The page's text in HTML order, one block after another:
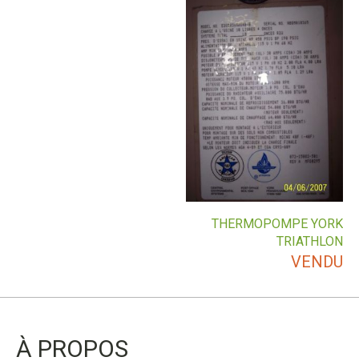
THERMOPOMPE YORK
TRIATHLON
VENDU
À PROPOS